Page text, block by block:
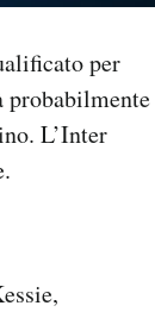
per
probabilmente
L’Inter